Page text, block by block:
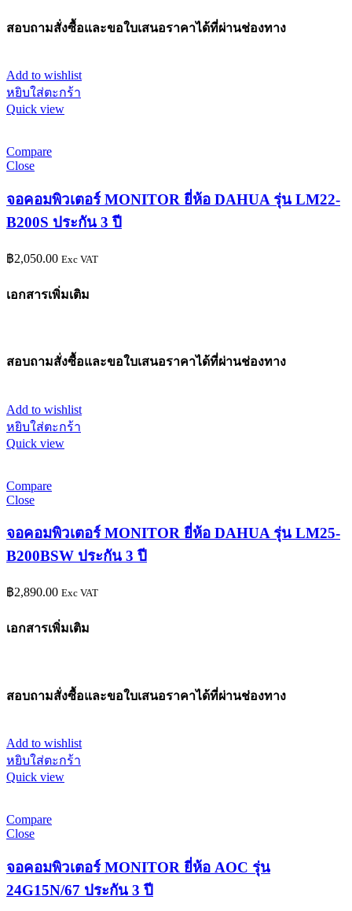
สอบถามสั่งซื้อและขอใบเสนอราคาได้ที่ผ่านช่องทาง
Add to wishlist
หยิบใส่ตะกร้า
Quick view
Compare
Close
จอคอมพิวเตอร์ MONITOR ยี่ห้อ DAHUA รุ่น LM22-
B200S ประกัน 3 ปี
฿2,050.00 Exc VAT
เอกสารเพิ่มเติม
สอบถามสั่งซื้อและขอใบเสนอราคาได้ที่ผ่านช่องทาง
Add to wishlist
หยิบใส่ตะกร้า
Quick view
Compare
Close
จอคอมพิวเตอร์ MONITOR ยี่ห้อ DAHUA รุ่น LM25-
B200BSW ประกัน 3 ปี
฿2,890.00 Exc VAT
เอกสารเพิ่มเติม
สอบถามสั่งซื้อและขอใบเสนอราคาได้ที่ผ่านช่องทาง
Add to wishlist
หยิบใส่ตะกร้า
Quick view
Compare
Close
จอคอมพิวเตอร์ MONITOR ยี่ห้อ AOC รุ่น
24G15N/67 ประกัน 3 ปี